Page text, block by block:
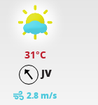
31°C
JV
2.8 m/s